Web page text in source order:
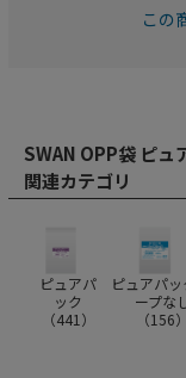
この
SWAN OPP袋 ピ
関連カテゴリ
ピュアパ
ック
（441）
ピュアパッ
ープな
（156）